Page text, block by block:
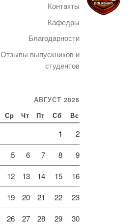
Контакты
Кафедры
Благодарности
Отзывы выпускников и
студентов
АВГУСТ 2026
Ср Чт Пт Сб Вс
1 2
5 6 7 8 9
12 13 14 15 16
19 20 21 22 23
26 27 28 29 30